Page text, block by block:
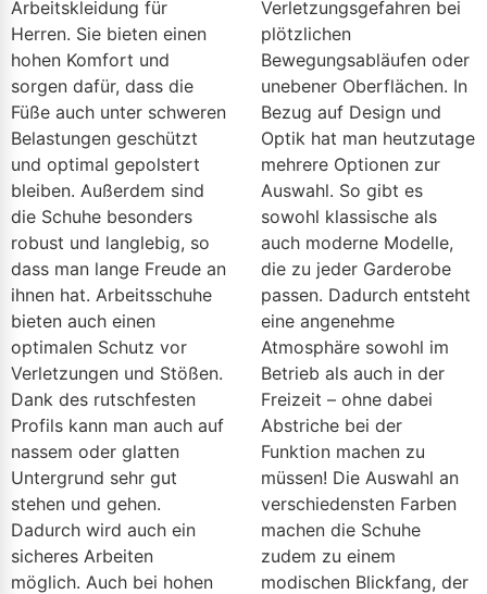
Arbeitskleidung für
Herren. Sie bieten einen
hohen Komfort und
sorgen dafür, dass die
Füße auch unter schweren
Belastungen geschützt
und optimal gepolstert
bleiben. Außerdem sind
die Schuhe besonders
robust und langlebig, so
dass man lange Freude an
ihnen hat. Arbeitsschuhe
bieten auch einen
optimalen Schutz vor
Verletzungen und Stößen.
Dank des rutschfesten
Profils kann man auch auf
nassem oder glatten
Untergrund sehr gut
stehen und gehen.
Dadurch wird auch ein
sicheres Arbeiten
möglich. Auch bei hohen
Verletzungsgefahren bei
plötzlichen
Bewegungsabläufen oder
unebener Oberflächen. In
Bezug auf Design und
Optik hat man heutzutage
mehrere Optionen zur
Auswahl. So gibt es
sowohl klassische als
auch moderne Modelle,
die zu jeder Garderobe
passen. Dadurch entsteht
eine angenehme
Atmosphäre sowohl im
Betrieb als auch in der
Freizeit – ohne dabei
Abstriche bei der
Funktion machen zu
müssen! Die Auswahl an
verschiedensten Farben
machen die Schuhe
zudem zu einem
modischen Blickfang, der